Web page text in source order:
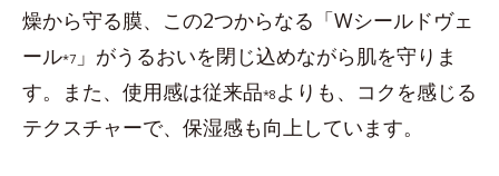
燥から守る膜、この2つからなる「Wシールドヴェ
ール*7 」がうるおいを閉じ込めながら肌を守りま
す。また、使用感は従来品*8 よりも、コクを感じる
テクスチャーで、保湿感も向上しています。